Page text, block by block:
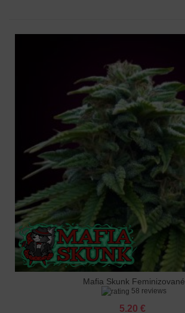
Mafia Skunk Feminizované
58 reviews
5.20 €